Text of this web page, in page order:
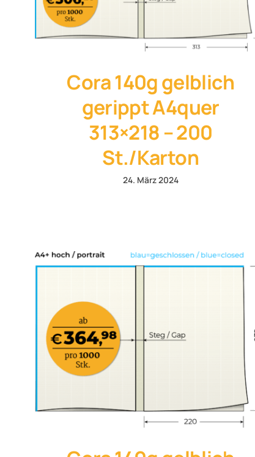
Cora 140g gelblich
gerippt A4quer
313×218 – 200
St./Karton
24. März 2024